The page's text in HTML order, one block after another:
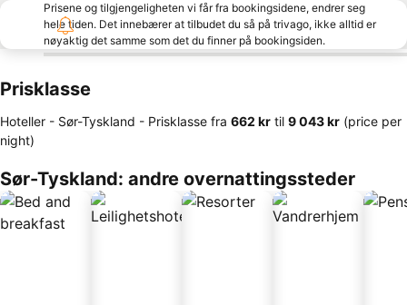
Prisene og tilgjengeligheten vi får fra bookingsidene, endrer seg
hele tiden. Det innebærer at tilbudet du så på trivago, ikke alltid er
nøyaktig det samme som det du finner på bookingsiden.
Prisklasse
Hoteller - Sør-Tyskland - Prisklasse fra ‎662 kr til ‎9 043 kr (price per
night)
Sør-Tyskland: andre overnattingssteder